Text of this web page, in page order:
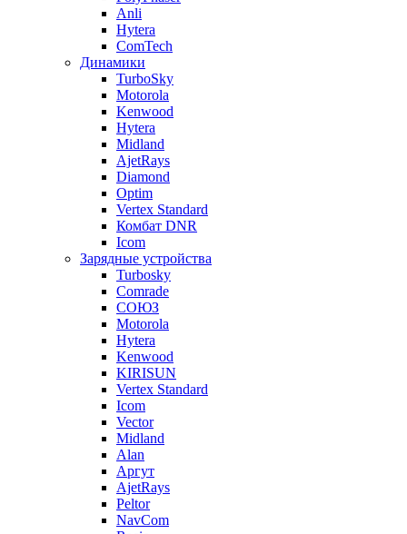
Anli
Hytera
ComTech
Динамики
TurboSky
Motorola
Kenwood
Hytera
Midland
AjetRays
Diamond
Optim
Vertex Standard
Комбат DNR
Icom
Зарядные устройства
Turbosky
Comrade
СОЮЗ
Motorola
Hytera
Kenwood
KIRISUN
Vertex Standard
Icom
Vector
Midland
Alan
Аргут
AjetRays
Peltor
NavCom